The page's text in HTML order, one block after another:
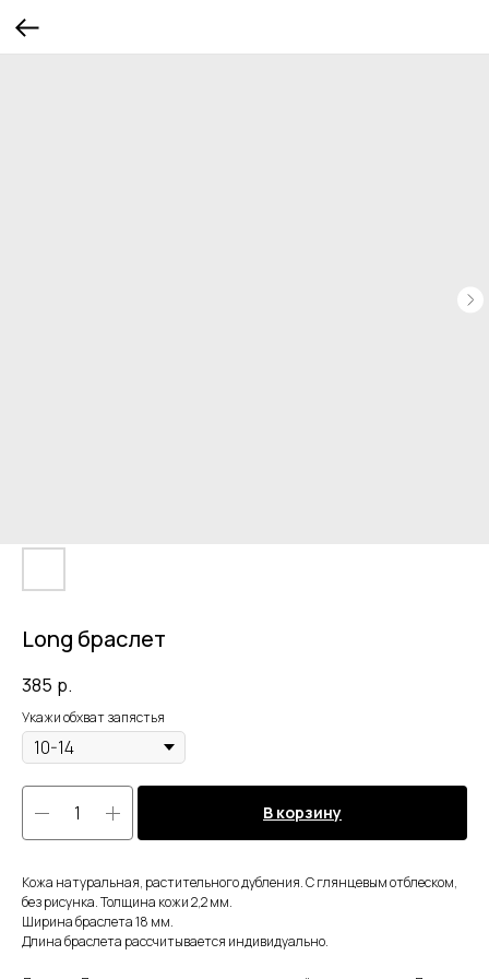
Long браслет
385 р.
Укажи обхват запястья
В корзину
Кожа натуральная, растительного дубления. С глянцевым отблеском,
без рисунка. Толщина кожи 2,2 мм.
Ширина браслета 18 мм.
Длина браслета рассчитывается индивидуально.